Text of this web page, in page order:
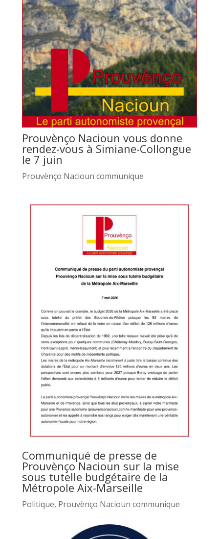
Prouvènço Nacioun vous donne
rendez-vous à Simiane-Collongue
le 7 juin
Prouvènço Nacioun communique
Communiqué de presse de
Prouvènço Nacioun sur la mise
sous tutelle budgétaire de la
Métropole Aix-Marseille
Politique, Prouvènço Nacioun communique